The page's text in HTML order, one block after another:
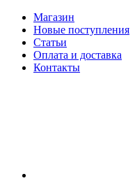
Магазин
Новые поступления
Статьи
Оплата и доставка
Контакты